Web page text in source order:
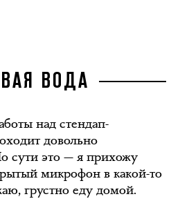
ВОДА
над стендап-
довольно
сути это — я прихожу
микрофон в какой-то
грустно еду домой.